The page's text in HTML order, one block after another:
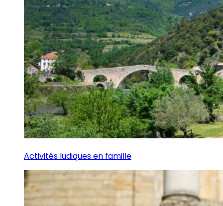
Activités ludiques en famille